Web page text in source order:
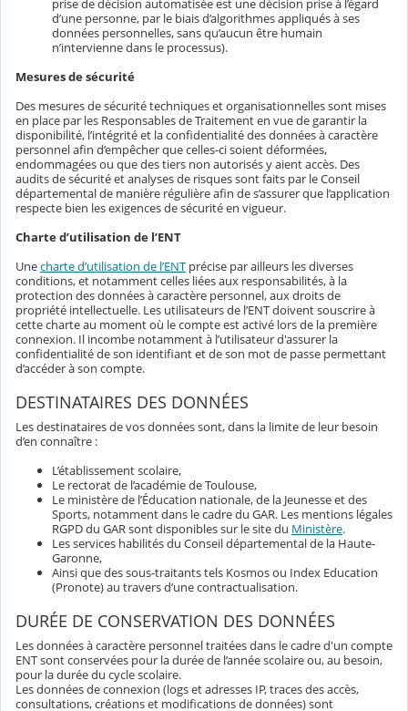
prise de décision automatisée est une décision prise à l’égard
d’une personne, par le biais d’algorithmes appliqués à ses
données personnelles, sans qu’aucun être humain
n’intervienne dans le processus).
Mesures de sécurité
Des mesures de sécurité techniques et organisationnelles sont mises
en place par les Responsables de Traitement en vue de garantir la
disponibilité, l’intégrité et la confidentialité des données à caractère
personnel afin d’empêcher que celles-ci soient déformées,
endommagées ou que des tiers non autorisés y aient accès. Des
audits de sécurité et analyses de risques sont faits par le Conseil
départemental de manière régulière afin de s’assurer que l’application
respecte bien les exigences de sécurité en vigueur.
Charte d’utilisation de l’ENT
Unecharte d’utilisation de l’ENT précise par ailleurs les diverses
conditions, et notamment celles liées aux responsabilités, à la
protection des données à caractère personnel, aux droits de
propriété intellectuelle. Les utilisateurs de l’ENT doivent souscrire à
cette charte au moment où le compte est activé lors de la première
connexion. Il incombe notamment à l’utilisateur d'assurer la
confidentialité de son identifiant et de son mot de passe permettant
d’accéder à son compte.
DESTINATAIRES DES DONNÉES
Les destinataires de vos données sont, dans la limite de leur besoin
d’en connaître :
L’établissement scolaire,
Le rectorat de l’académie de Toulouse,
Le ministère de l’Éducation nationale, de la Jeunesse et des
Sports, notamment dans le cadre du GAR. Les mentions légales
RGPD du GAR sont disponibles sur le site du Ministère.
Les services habilités du Conseil départemental de la Haute-
Garonne,
Ainsi que des sous-traitants tels Kosmos ou Index Education
(Pronote) au travers d’une contractualisation.
DURÉE DE CONSERVATION DES DONNÉES
Les données à caractère personnel traitées dans le cadre d'un compte
ENT sont conservées pour la durée de l’année scolaire ou, au besoin,
pour la durée du cycle scolaire.
Les données de connexion (logs et adresses IP, traces des accès,
consultations, créations et modifications de données) sont